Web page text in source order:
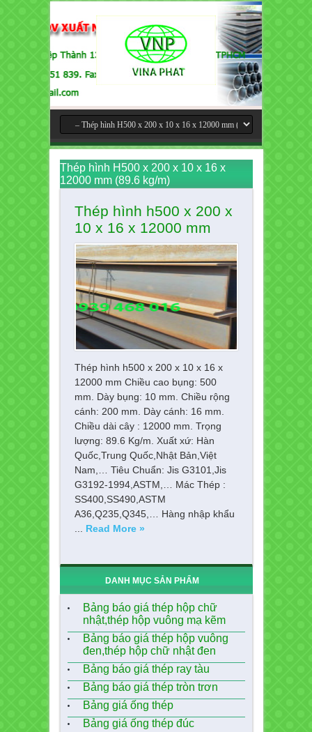
Thép hình H500 x 200 x 10 x 16 x
12000 mm (89.6 kg/m)
Thép hình h500 x 200 x
10 x 16 x 12000 mm
Thép hình h500 x 200 x 10 x 16 x
12000 mm Chiều cao bụng: 500
mm. Dày bụng: 10 mm. Chiều rộng
cánh: 200 mm. Dày cánh: 16 mm.
Chiều dài cây : 12000 mm. Trọng
lượng: 89.6 Kg/m. Xuất xứ: Hàn
Quốc,Trung Quốc,Nhật Bản,Việt
Nam,… Tiêu Chuẩn: Jis G3101,Jis
G3192-1994,ASTM,… Mác Thép :
SS400,SS490,ASTM
A36,Q235,Q345,… Hàng nhập khẩu
Read More »
DANH MỤC SẢN PHẨM
Bảng báo giá thép hộp chữ
nhật,thép hộp vuông mạ kẽm
Bảng báo giá thép hộp vuông
đen,thép hộp chữ nhật đen
Bảng báo giá thép ray tàu
Bảng báo giá thép tròn trơn
Bảng giá ống thép
Bảng giá ống thép đúc